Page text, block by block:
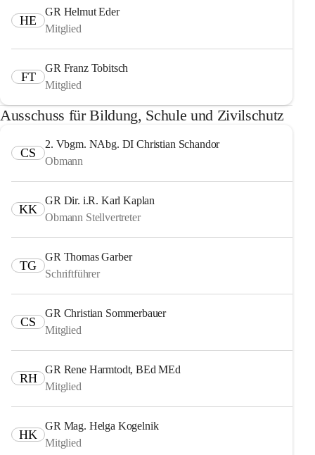
HE
GR Helmut Eder
Mitglied
FT
GR Franz Tobitsch
Mitglied
Ausschuss für Bildung, Schule und Zivilschutz
CS
2. Vbgm. NAbg. DI Christian Schandor
Obmann
KK
GR Dir. i.R. Karl Kaplan
Obmann Stellvertreter
TG
GR Thomas Garber
Schriftführer
CS
GR Christian Sommerbauer
Mitglied
RH
GR Rene Harmtodt, BEd MEd
Mitglied
HK
GR Mag. Helga Kogelnik
Mitglied